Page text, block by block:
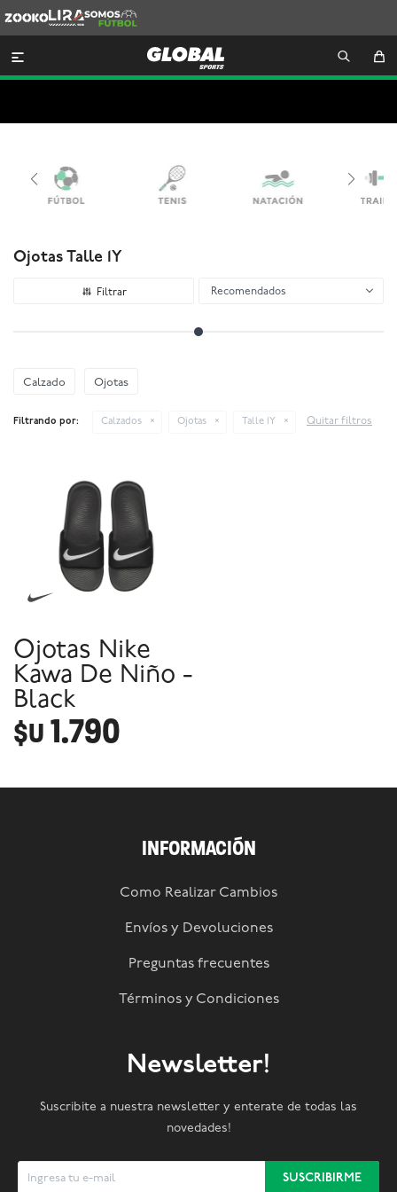
Lira
Somos
Futbol

Ojotas Talle 1Y
Recomendados
Calzado Ojotas
Filtrando por: Calzados Ojotas Talle 1Y Quitar filtros
Ojotas Nike
Kawa De Niño -
Black
$U 1.790
INFORMACIÓN
Como Realizar Cambios
Envíos y Devoluciones
Preguntas frecuentes
Términos y Condiciones
Newsletter!
Suscribite a nuestra newsletter y enterate de todas las
novedades!
SUSCRIBIRME